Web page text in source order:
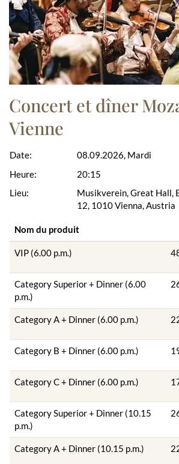
Concert et dîner
Vienne
Date:
Heure:
Lieu:
08.09.2026, Mardi
20:15
Musikverein, Great Hall,
12, 1010 Vienna, Austria
Nom du produit
VIP (6.00 p.m.)
Category Superior + Dinner (6.00
p.m.)
Category A + Dinner (6.00 p.m.)
Category B + Dinner (6.00 p.m.)
Category C + Dinner (6.00 p.m.)
Category Superior + Dinner (10.15
p.m.)
Category A + Dinner (10.15 p.m.)